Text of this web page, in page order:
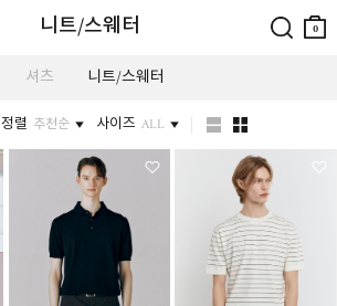
니트/스웨터 구니
0
셔츠 니트/스웨터
정렬 추천순 사이즈 ALL